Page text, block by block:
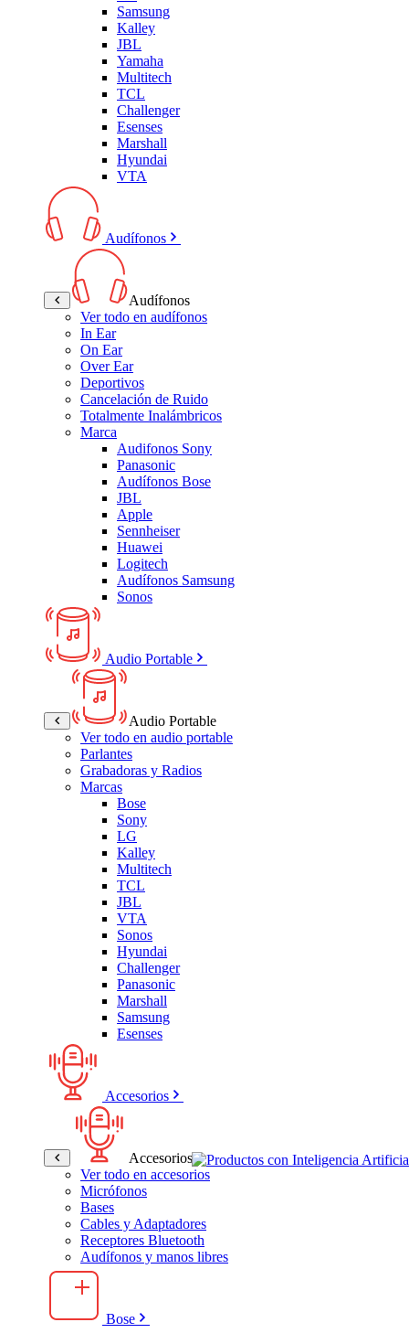
Samsung
Kalley
JBL
Yamaha
Multitech
TCL
Challenger
Esenses
Marshall
Hyundai
VTA
Audífonos
Audífonos
Ver todo en audífonos
In Ear
On Ear
Over Ear
Deportivos
Cancelación de Ruido
Totalmente Inalámbricos
Marca
Audifonos Sony
Panasonic
Audífonos Bose
JBL
Apple
Sennheiser
Huawei
Logitech
Audífonos Samsung
Sonos
Audio Portable
Audio Portable
Ver todo en audio portable
Parlantes
Grabadoras y Radios
Marcas
Bose
Sony
LG
Kalley
Multitech
TCL
JBL
VTA
Sonos
Hyundai
Challenger
Panasonic
Marshall
Samsung
Esenses
Accesorios
Accesorios
Ver todo en accesorios
Micrófonos
Bases
Cables y Adaptadores
Receptores Bluetooth
Audífonos y manos libres
Bose